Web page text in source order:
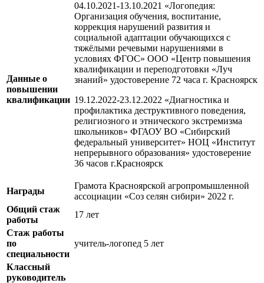
Данные о
повышении
квалификации
04.10.2021-13.10.2021 «Логопедия:
Организация обучения, воспитание,
коррекция нарушений развития и
социальной адаптации обучающихся с
тяжёлыми речевыми нарушениями в
условиях ФГОС» ООО «Центр повышения
квалификации и переподготовки «Луч
знаний» удостоверение 72 часа г. Красноярск
19.12.2022-23.12.2022 «Диагностика и
профилактика деструктивного поведения,
религиозного и этнического экстремизма
школьников» ФГАОУ ВО «Сибирский
федеральный университет» НОЦ «Институт
непрерывного образования» удостоверение
36 часов г.Красноярск
Награды
Грамота Красноярской агропромышленной
ассоциации «Соз селян сибири» 2022 г.
Общий стаж
работы
17 лет
Стаж работы
по
специальности
учитель-логопед 5 лет
Классный
руководитель